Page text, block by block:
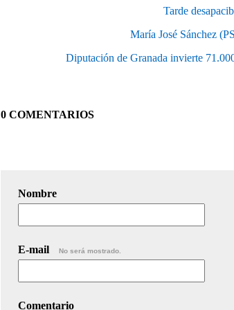
Tarde
María José Sánchez
Diputación de Granada invierte
0 COMENTARIOS
Nombre
E-mail No será mostrado.
Comentario